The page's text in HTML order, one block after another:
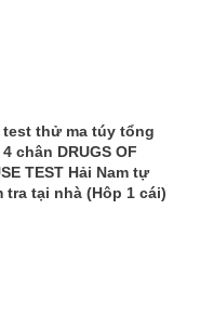
test thử ma túy tổng
chân DRUGS OF
TEST Hải Nam tự
tra tại nhà (Hôp 1 cái)